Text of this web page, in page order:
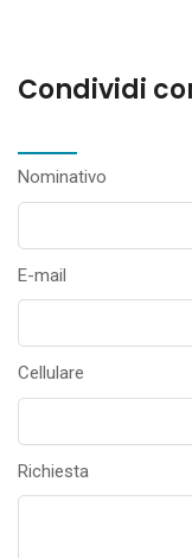
Condividi
Nominativo
E-mail
Cellulare
Richiesta